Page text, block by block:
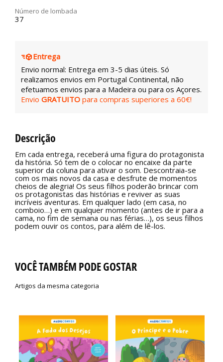
Número de lombada
37
Entrega
Envio normal: Entrega em 3-5 dias úteis. Só
realizamos envios em Portugal Continental, não
efetuamos envios para a Madeira ou para os Açores.
Envio GRATUITO para compras superiores a 60€!
Descrição
Em cada entrega, receberá uma figura do protagonista
da história. Só tem de o colocar no encaixe da parte
superior da coluna para ativar o som. Descontraia-se
com os mais novos da casa e desfrute de momentos
cheios de alegria! Os seus filhos poderão brincar com
os protagonistas das histórias e reviver as suas
incríveis aventuras. Em qualquer lado (em casa, no
comboio…) e em qualquer momento (antes de ir para a
cama, no fim de semana ou nas férias…), os seus filhos
podem ouvir os contos, para além de lê-los.
VOCÊ TAMBÉM PODE GOSTAR
Artigos da mesma categoria